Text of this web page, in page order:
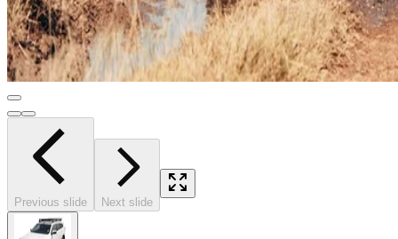
Previous slide Next slide